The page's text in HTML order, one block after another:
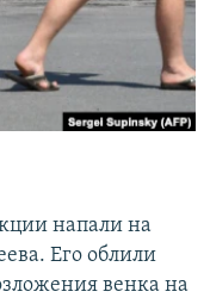
напали на
Его облили
венка на